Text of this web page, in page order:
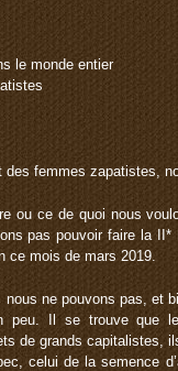
le monde entier
des femmes zapatistes,
ou ce de quoi nous
pas pouvoir faire la
ce mois de mars 2019.
nous ne pouvons pas, et
peu. Il se trouve que
de grands capitalistes,
celui de la semence